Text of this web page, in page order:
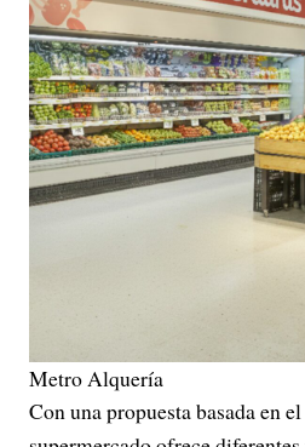
Metro Alquería
Con una propuesta basada en